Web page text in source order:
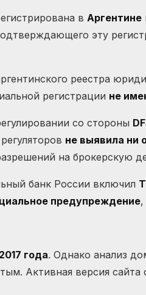
в Аргентине
эту
реестра
регистрации не
со стороны
не выявила ни
на брокерскую
банк России включил
предупреждение,
2017 года. Однако анализ
Активная версия